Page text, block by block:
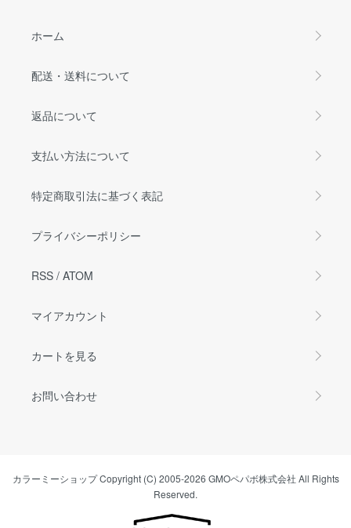
ホーム
配送・送料について
返品について
支払い方法について
特定商取引法に基づく表記
プライバシーポリシー
RSS / ATOM
マイアカウント
カートを見る
お問い合わせ
カラーミーショップCopyright (C) 2005-2026 GMOペパボ株式会社 All Rights
Reserved.